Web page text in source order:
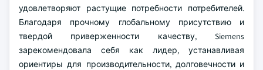
удовлетворяют растущие потребности потребителей.
Благодаря прочному глобальному присутствию и
твердой приверженности качеству, Siemens
зарекомендовала себя как лидер, устанавливая
ориентиры для производительности, долговечности и